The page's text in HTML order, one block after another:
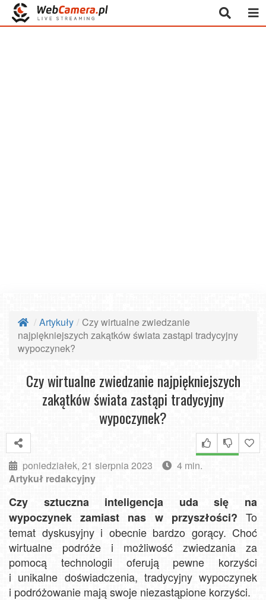
Artykuły
Czy wirtualne zwiedzanie
najpiękniejszych zakątków świata zastąpi tradycyjny
wypoczynek?
Czy wirtualne zwiedzanie najpiękniejszych
zakątków świata zastąpi tradycyjny
wypoczynek?
poniedziałek, 21 sierpnia 2023
4 min.
Artykuł redakcyjny
Czy sztuczna inteligencja uda się na
wypoczynek zamiast nas w przyszłości? To
temat dyskusyjny i obecnie bardzo gorący. Choć
wirtualne podróże i możliwość zwiedzania za
pomocą technologii oferują pewne korzyści
i unikalne doświadczenia, tradycyjny wypoczynek
i podróżowanie mają swoje niezastąpione korzyści.